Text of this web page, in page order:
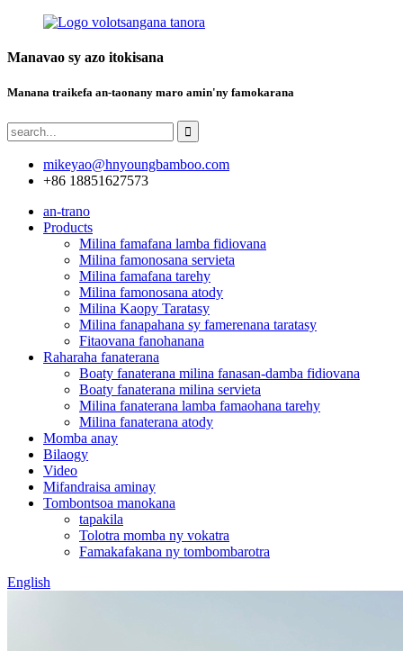
Manavao sy azo itokisana
Manana traikefa an-taonany maro amin'ny famokarana
mikeyao@hnyoungbamboo.com
+86 18851627573
an-trano
Products
Milina famafana lamba fidiovana
Milina famonosana servieta
Milina famafana tarehy
Milina famonosana atody
Milina Kaopy Taratasy
Milina fanapahana sy famerenana taratasy
Fitaovana fanohanana
Raharaha fanaterana
Boaty fanaterana milina fanasan-damba fidiovana
Boaty fanaterana milina servieta
Milina fanaterana lamba famaohana tarehy
Milina fanaterana atody
Momba anay
Bilaogy
Video
Mifandraisa aminay
Tombontsoa manokana
tapakila
Tolotra momba ny vokatra
Famakafakana ny tombombarotra
English